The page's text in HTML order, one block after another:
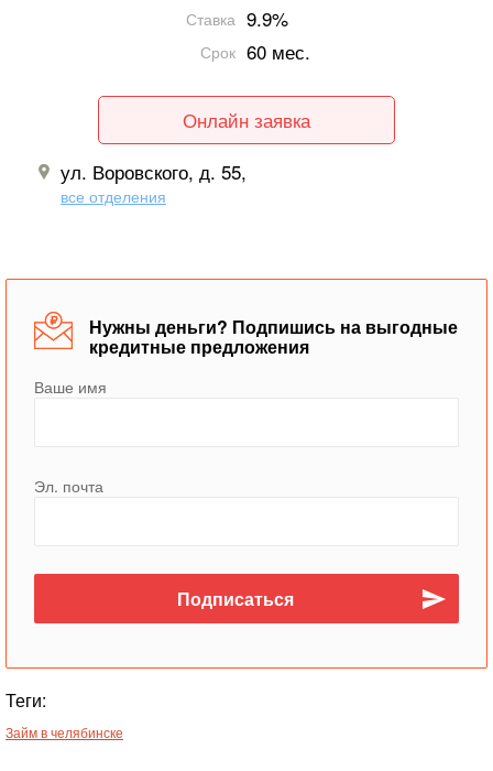
Ставка 9.9%
Срок 60 мес.
Онлайн заявка
ул. Воровского, д. 55,
все отделения
Нужны деньги? Подпишись на выгодные
кредитные предложения
Ваше имя
Эл. почта
Теги:
Займ в челябинске